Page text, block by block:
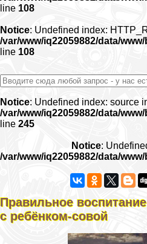
line 108
Notice: Undefined index:
/var/www/iq22059882/data/
line 108
Notice: Undefined index: source
/var/www/iq22059882/data/
line 245
Notice:
/var/www/iq22059882/data/
Правильное
с ребёнком-совой